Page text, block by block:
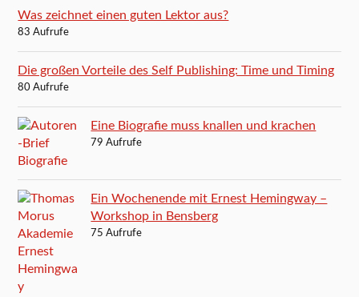
Was zeichnet einen guten Lektor aus?
83 Aufrufe
Die großen Vorteile des Self Publishing: Time und Timing
80 Aufrufe
Eine Biografie muss knallen und krachen
79 Aufrufe
Ein Wochenende mit Ernest Hemingway –
Workshop in Bensberg
75 Aufrufe